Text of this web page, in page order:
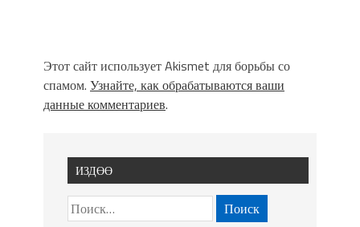
Этот сайт использует Akismet для борьбы со
спамом. Узнайте, как обрабатываются ваши
данные комментариев.
ИЗДӨӨ